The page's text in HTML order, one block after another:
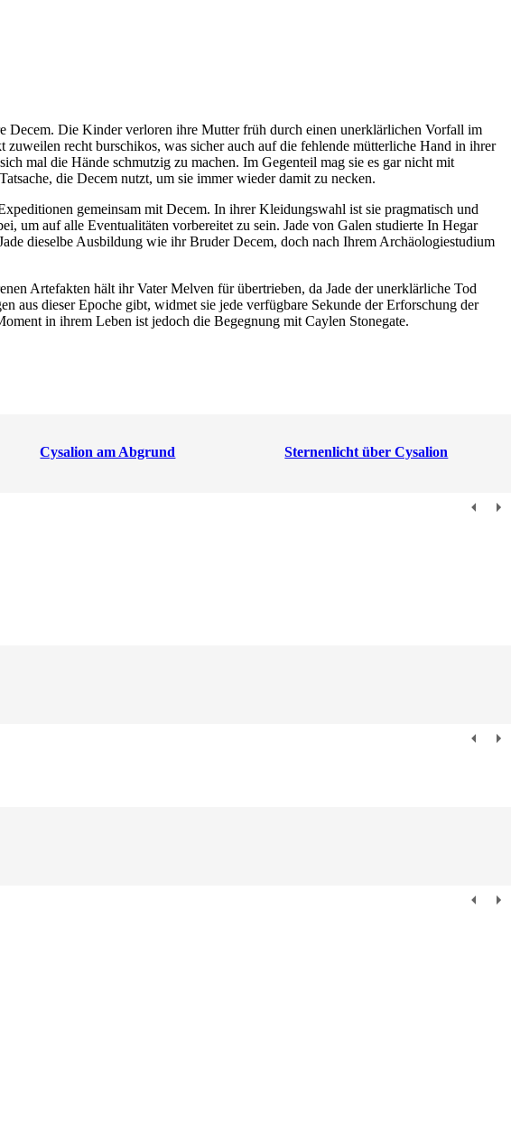
Decem. Die Kinder verloren ihre Mutter früh durch einen unerklärlichen Vorfall im
recht burschikos, was sicher auch auf die fehlende mütterliche Hand in ihrer
mal die Hände schmutzig zu machen. Im Gegenteil mag sie es gar nicht mit
die Decem nutzt, um sie immer wieder damit zu necken.
gemeinsam mit Decem. In ihrer Kleidungswahl ist sie pragmatisch und
um auf alle Eventualitäten vorbereitet zu sein. Jade von Galen studierte In Hegar
dieselbe Ausbildung wie ihr Bruder Decem, doch nach Ihrem Archäologiestudium
Artefakten hält ihr Vater Melven für übertrieben, da Jade der unerklärliche Tod
aus dieser Epoche gibt, widmet sie jede verfügbare Sekunde der Erforschung der
in ihrem Leben ist jedoch die Begegnung mit Caylen Stonegate.
Cysalion am Abgrund Sternenlicht über Cysalion